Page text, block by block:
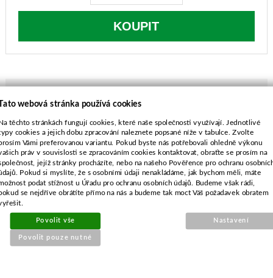
KOUPIT
POPIS ZBOŽÍ
délka-559 mm
průměr středu-16,0 mm
rozteč-48,0 mm
průměr vnějších děr-9,5 mm
webová stránka používá cookies
těchto stránkách fungují cookies, které naše společnosti využívají. Jednotlivé
cookies a jejich dobu zpracování naleznete popsané níže v tabulce. Zvolte
Vámi preferovanou variantu. Pokud byste nás potřebovali ohledně výkonu
práv v souvislosti se zpracováním cookies kontaktovat, obraťte se prosím na
jejíž stránky procházíte, nebo na našeho Pověřence pro ochranu
Pokud si myslíte, že s osobními údaji nenakládáme, jak bychom měli, máte
podat stížnost u Úřadu pro ochranu osobních údajů. Budeme však rádi,
se nejdříve obrátíte přímo na nás a budeme tak moct Váš požadavek obratem
Povolit vše
Povolit pouze nutné
Nastavení